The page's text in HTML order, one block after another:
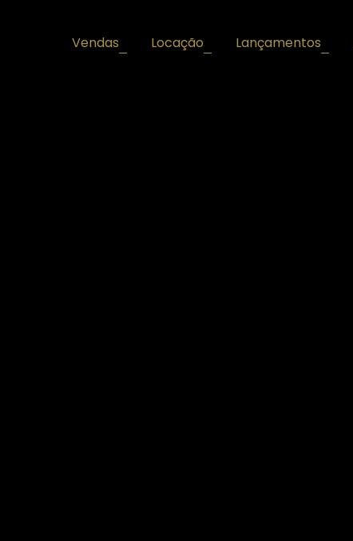
Lançamentos
Locação
Vendas